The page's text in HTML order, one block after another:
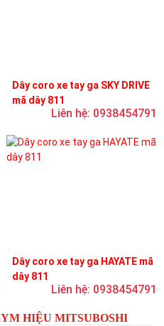
Dây coro xe tay ga SKY DRIVE
mã dây 811
Liên hệ: 0938454791
Dây coro xe tay ga HAYATE mã
dây 811
Liên hệ: 0938454791
HIỆU MITSUBOSHI